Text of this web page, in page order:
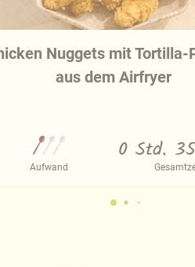
Nuggets mit Tortilla-
aus dem Airfryer
Aufwand
0 Std.